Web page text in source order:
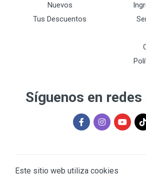
Nuevos
Tus Descuentos
Síguenos en
Este sitio web utiliza cookies